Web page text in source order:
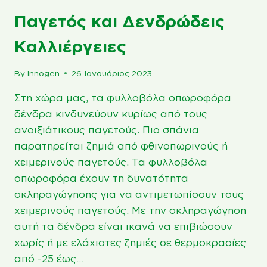
Παγετός και Δενδρώδεις
Καλλιέργειες
By Innogen 26 Ιανουάριος 2023
Στη χώρα μας, τα φυλλοβόλα οπωροφόρα
δένδρα κινδυνεύουν κυρίως από τους
ανοιξιάτικους παγετούς. Πιο σπάνια
παρατηρείται ζημιά από φθινοπωρινούς ή
χειμερινούς παγετούς. Τα φυλλοβόλα
οπωροφόρα έχουν τη δυνατότητα
σκληραγώγησης για να αντιμετωπίσουν τους
χειμερινούς παγετούς. Με την σκληραγώγηση
αυτή τα δένδρα είναι ικανά να επιβιώσουν
χωρίς ή με ελάχιστες ζημιές σε θερμοκρασίες
από -25 έως…